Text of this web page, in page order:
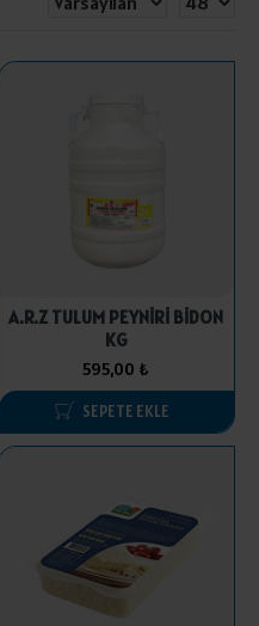
A.R.Z TULUM PEYNİRİ BİDON
KG
595,00 ₺
SEPETE EKLE